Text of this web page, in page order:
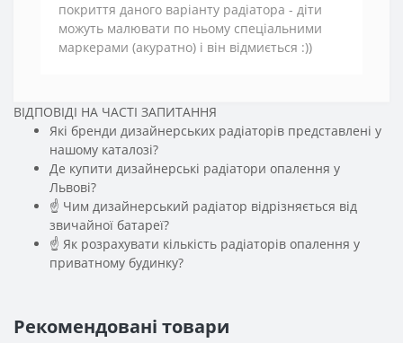
покриття даного варіанту радіатора - діти
можуть малювати по ньому спеціальними
маркерами (акуратно) і він відмиється :))
ВІДПОВІДІ НА ЧАСТІ ЗАПИТАННЯ
Які бренди дизайнерських радіаторів представлені у
нашому каталозі?
Де купити дизайнерські радіатори опалення у
Львові?
☝ Чим дизайнерський радіатор відрізняється від
звичайної батареї?
☝ Як розрахувати кількість радіаторів опалення у
приватному будинку?
Рекомендовані товари